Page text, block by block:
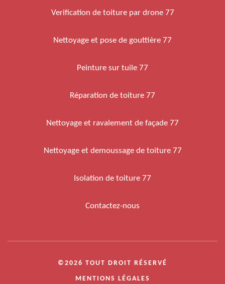
Verification de toiture par drone 77
Nettoyage et pose de gouttière 77
Peinture sur tuile 77
Réparation de toiture 77
Nettoyage et ravalement de façade 77
Nettoyage et demoussage de toiture 77
Isolation de toiture 77
Contactez-nous
©2026 TOUT DROIT RÉSERVÉ
MENTIONS LÉGALES